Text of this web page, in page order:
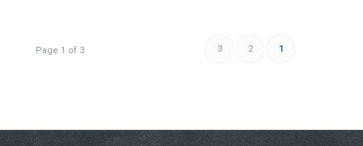
Page 1 of 3 1
2
3